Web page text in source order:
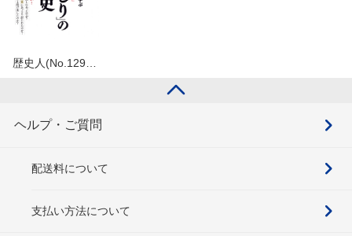
歴史人(No.129…
ヘルプ・ご質問
配送料について
支払い方法について